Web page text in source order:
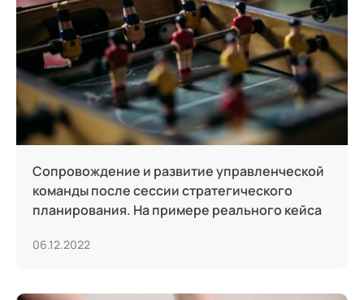
Сопровождение и развитие управленческой
команды после сессии стратегического
планирования. На примере реального кейса
06.12.2022